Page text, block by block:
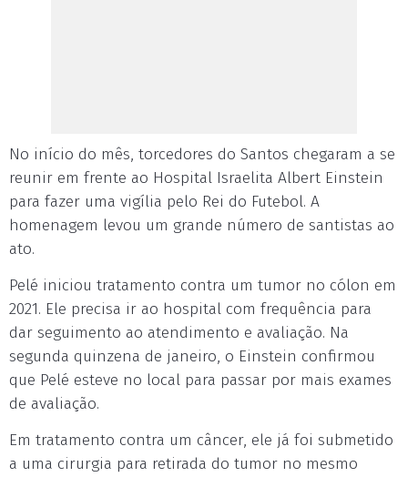
No início do mês, torcedores do Santos chegaram a se
reunir em frente ao Hospital Israelita Albert Einstein
para fazer uma vigília pelo Rei do Futebol. A
homenagem levou um grande número de santistas ao
ato.
Pelé iniciou tratamento contra um tumor no cólon em
2021. Ele precisa ir ao hospital com frequência para
dar seguimento ao atendimento e avaliação. Na
segunda quinzena de janeiro, o Einstein confirmou
que Pelé esteve no local para passar por mais exames
de avaliação.
Em tratamento contra um câncer, ele já foi submetido
a uma cirurgia para retirada do tumor no mesmo